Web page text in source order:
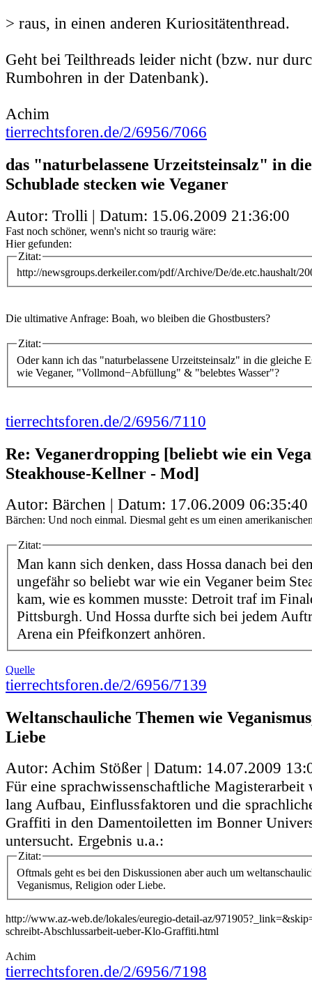
> raus, in einen anderen Kuriositätenthread.
Geht bei Teilthreads leider nicht (bzw. nur
Rumbohren in der Datenbank).
Achim
tierrechtsforen.de/2/6956/7066
das "naturbelassene Urzeitsteinsalz" in
Schublade stecken wie Veganer
Autor: Trolli | Datum: 15.06.2009 21:36:00
Fast noch schöner, wenn's nicht so traurig wäre:
Hier gefunden:
Zitat:
http://newsgroups.derkeiler.com/pdf/Archive/De/de.etc.haushalt/
Die ultimative Anfrage: Boah, wo bleiben die Ghostbusters?
Zitat:
Oder kann ich das "naturbelassene Urzeitsteinsalz" in die gleiche
wie Veganer, "Vollmond−Abfüllung" & "belebtes Wasser"?
tierrechtsforen.de/2/6956/7110
Re: Veganerdropping [beliebt wie ein
Steakhouse-Kellner - Mod]
Autor: Bärchen | Datum: 17.06.2009 06:35:40
Bärchen: Und noch einmal. Diesmal geht es um einen
Zitat:
Man kann sich denken, dass Hossa danach bei
ungefähr so beliebt war wie ein Veganer beim
kam, wie es kommen musste: Detroit traf im
Pittsburgh. Und Hossa durfte sich bei jedem
Arena ein Pfeifkonzert anhören.
Quelle
tierrechtsforen.de/2/6956/7139
Weltanschauliche Themen wie
Liebe
Autor: Achim Stößer | Datum: 14.07.2009
Für eine sprachwissenschaftliche Magisterarbeit
lang Aufbau, Einflussfaktoren und die
Graffiti in den Damentoiletten im Bonner
untersucht. Ergebnis u.a.:
Zitat:
Oftmals geht es bei den Diskussionen aber auch um
Veganismus, Religion oder Liebe.
http://www.az-web.de/lokales/euregio-detail-az/
schreibt-Abschlussarbeit-ueber-Klo-Graffiti.html
Achim
tierrechtsforen.de/2/6956/7198